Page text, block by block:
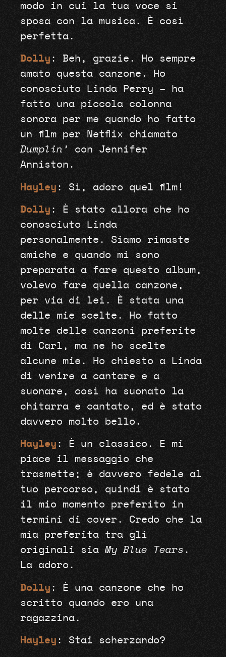
modo in cui la tua voce si
sposa con la musica. È così
perfetta.
Dolly : Beh, grazie. Ho sempre
amato questa canzone. Ho
conosciuto Linda Perry – ha
fatto una piccola colonna
sonora per me quando ho fatto
un film per Netflix chiamato
Dumplin’
con Jennifer
Anniston.
Hayley : Sì, adoro quel film!
Dolly : È stato allora che ho
conosciuto Linda
personalmente. Siamo rimaste
amiche e quando mi sono
preparata a fare questo album,
volevo fare quella canzone,
per via di lei. È stata una
delle mie scelte. Ho fatto
molte delle canzoni preferite
di Carl, ma ne ho scelte
alcune mie. Ho chiesto a Linda
di venire a cantare e a
suonare, così ha suonato la
chitarra e cantato, ed è stato
davvero molto bello.
Hayley : È un classico. E mi
piace il messaggio che
trasmette; è davvero fedele al
tuo percorso, quindi è stato
il mio momento preferito in
termini di cover. Credo che la
mia preferita tra gli
originali siaMy Blue Tears .
La adoro.
Dolly : È una canzone che ho
scritto quando ero una
ragazzina.
Hayley : Stai scherzando?